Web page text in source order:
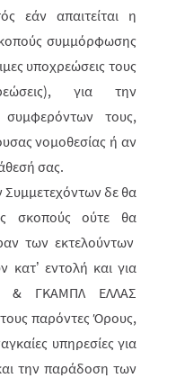
εάν απαιτείται η
συμμόρφωσης
υποχρεώσεις τους
για την
τους,
νομοθεσίας ή αν
σας.
δε θα
σκοπούς ούτε θα
των εκτελούντων
κατ’ εντολή και για
& ΓΚΑΜΠΛ ΕΛΛΑΣ
παρόντες Όρους,
υπηρεσίες για
την παράδοση των